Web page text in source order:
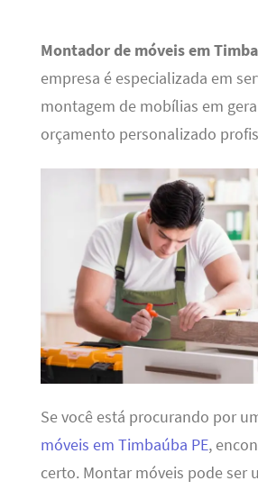
Montador de móveis em
empresa é especializada em
montagem de mobílias em
orçamento personalizado
Se você está procurando por
móveis em Timbaúba PE,
certo. Montar móveis pode ser